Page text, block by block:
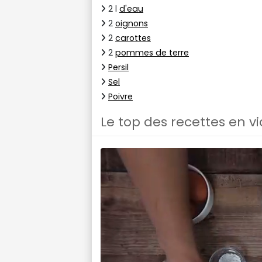
2 l d'eau
2 oignons
2 carottes
2 pommes de terre
Persil
Sel
Poivre
Le top des recettes en